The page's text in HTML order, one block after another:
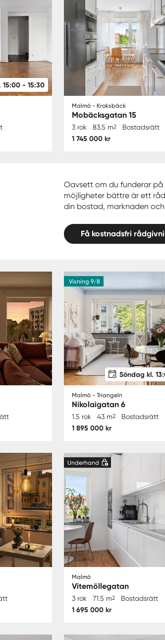
15:00 - 15:30
Malmö - Kroksbäck
Mobäcksgatan 15
3 rok 83.5 m2 Bostadsrätt
1 745 000 kr
Oavsett om du funderar
möjligheter bättre är ett
din bostad, marknaden
Få kostnadsfri
Visning 9/8
Söndag kl.
Malmö - Triangeln
Nikolaigatan 6
1.5 rok 43 m2 Bostadsrätt
1 895 000 kr
Underhand
Malmö
Vitemöllegatan
3 rok 71.5 m2 Bostadsrätt
1 695 000 kr